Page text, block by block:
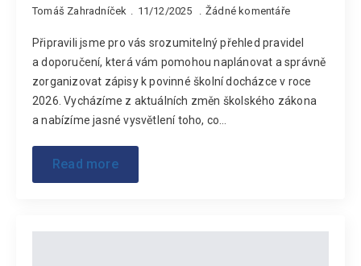
Tomáš Zahradníček 11/12/2025 Žádné komentáře
Připravili jsme pro vás srozumitelný přehled pravidel
a doporučení, která vám pomohou naplánovat a správně
zorganizovat zápisy k povinné školní docházce v roce
2026. Vycházíme z aktuálních změn školského zákona
a nabízíme jasné vysvětlení toho, co…
Read more